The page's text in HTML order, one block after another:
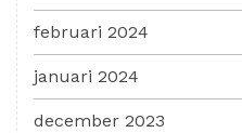
februari 2024
januari 2024
december 2023